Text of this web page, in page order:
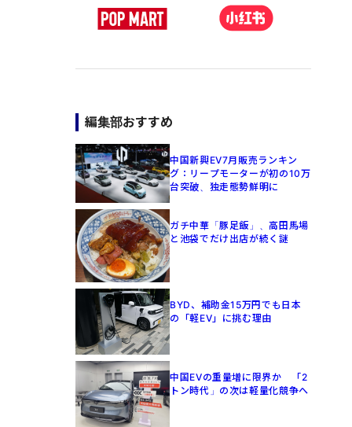
編集部おすすめ
中国新興EV7月販売ランキン
グ：リープモーターが初の10万
台突破、独走態勢鮮明に
ガチ中華「豚足飯」、高田馬場
と池袋でだけ出店が続く謎
BYD、補助金15万円でも日本
の「軽EV」に挑む理由
中国EVの重量増に限界か 「2
トン時代」の次は軽量化競争へ